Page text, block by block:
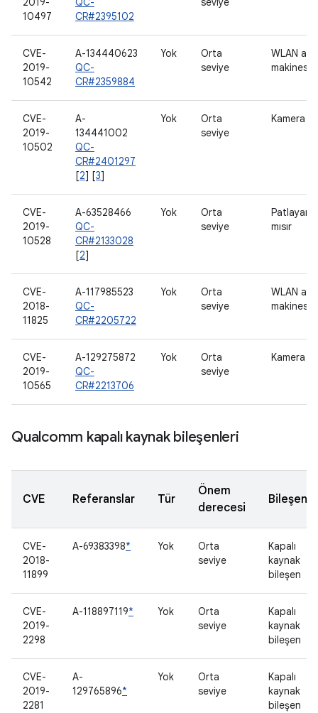
10497
CR#2395102
CVE-
2019-
10542
A-134440623
QC-
CR#2359884
Yok
Orta
seviye
WLAN ana
makinesi
CVE-
2019-
10502
A-
134441002
QC-
CR#2401297
[2] [3]
Yok
Orta
seviye
Kamera
CVE-
2019-
10528
A-63528466
QC-
CR#2133028
[2]
Yok
Orta
seviye
Patlayan
mısır
CVE-
2018-
11825
A-117985523
QC-
CR#2205722
Yok
Orta
seviye
WLAN ana
makinesi
CVE-
2019-
10565
A-129275872
QC-
CR#2213706
Yok
Orta
seviye
Kamera
Qualcomm kapalı kaynak bileşenleri
CVE Referanslar Tür
Önem
derecesi
Bileşen
CVE-
2018-
11899
A-69383398* Yok
Orta
seviye
Kapalı
kaynak
bileşen
CVE-
2019-
2298
A-118897119* Yok
Orta
seviye
Kapalı
kaynak
bileşen
CVE-
2019-
2281
A-
129765896*
Yok
Orta
seviye
Kapalı
kaynak
bileşen